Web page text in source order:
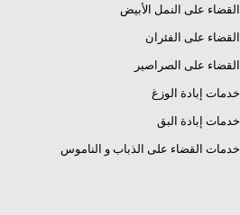
القضاء على النمل الأبيض
القضاء على الفئران
القضاء على الصراصير
خدمات إبادة الوزغ
خدمات إبادة البق
خدمات القضاء على الذباب و الناموس